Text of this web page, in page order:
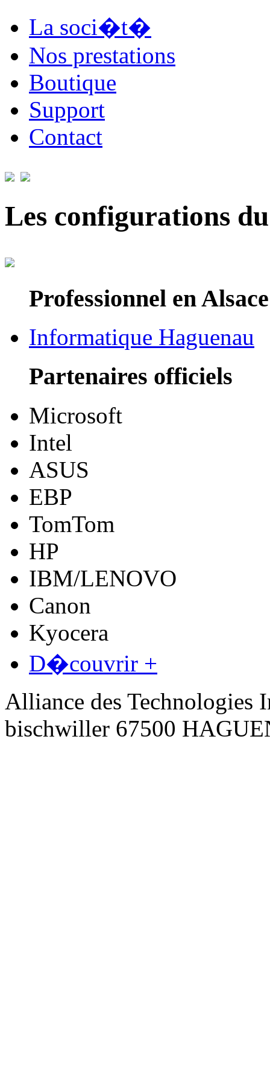
La soci�t�
Nos prestations
Boutique
Support
Contact
Les configurations
Professionnel en Alsace
Informatique Haguenau
Partenaires officiels
Microsoft
Intel
ASUS
EBP
TomTom
HP
IBM/LENOVO
Canon
Kyocera
D�couvrir +
Alliance des Technologies
bischwiller 67500